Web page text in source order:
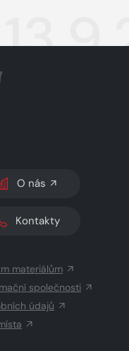
SVĚTLÝ/TMAVÝ REŽIM
O nás
Kontakty
materiálům
společnosti
údajů